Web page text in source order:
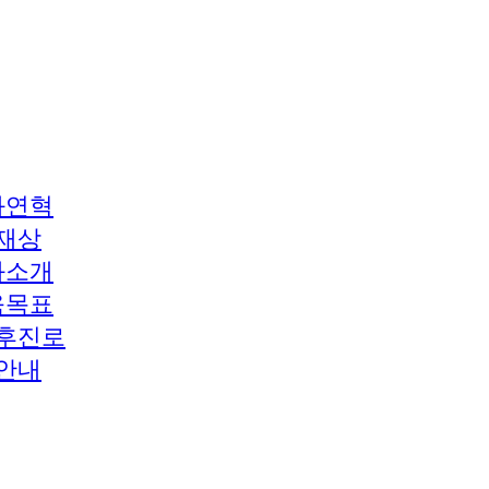
혁
상
개
표
진로
내